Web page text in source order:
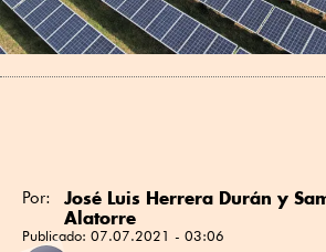
Por:
José Luis Herrera Durán y
Alatorre
Publicado: 07.07.2021 - 03:06